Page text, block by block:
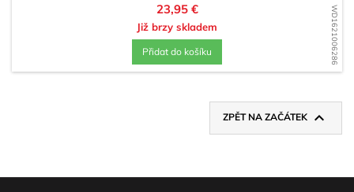
WD1621006286
Cena
23,95 €
Již brzy skladem
Přidat do košíku
ZPĚT NA ZAČÁTEK 